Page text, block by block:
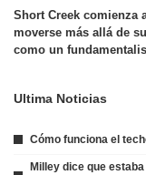
Short Creek comienza
moverse más allá de
como un
Ultima Noticias
Cómo funciona el
Milley dice que